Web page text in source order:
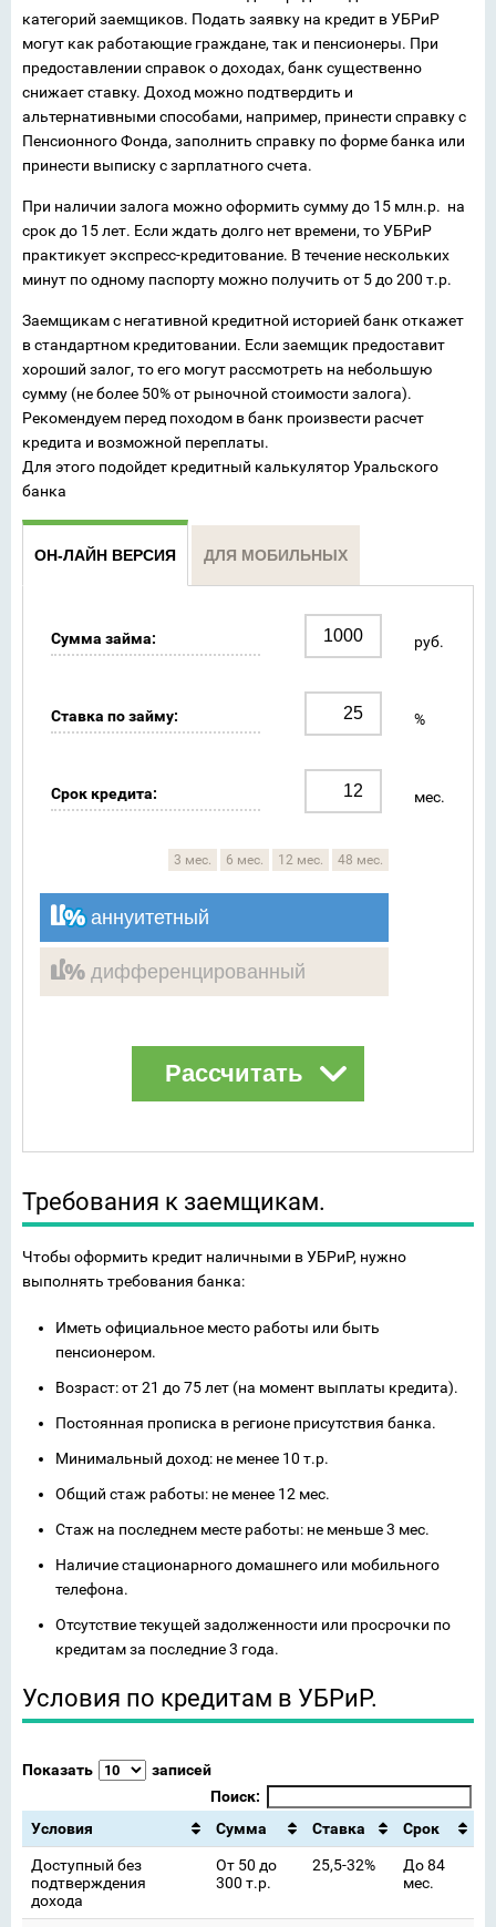
категорий заемщиков. Подать заявку на кредит в УБРиР
могут как работающие граждане, так и пенсионеры. При
предоставлении справок о доходах, банк существенно
снижает ставку. Доход можно подтвердить и
альтернативными способами, например, принести справку с
Пенсионного Фонда, заполнить справку по форме банка или
принести выписку с зарплатного счета.
При наличии залога можно оформить сумму до 15 млн.р. на
срок до 15 лет. Если ждать долго нет времени, то УБРиР
практикует экспресс-кредитование. В течение нескольких
минут по одному паспорту можно получить от 5 до 200 т.р.
Заемщикам с негативной кредитной историей банк откажет
в стандартном кредитовании. Если заемщик предоставит
хороший залог, то его могут рассмотреть на небольшую
сумму (не более 50% от рыночной стоимости залога).
Рекомендуем перед походом в банк произвести расчет
кредита и возможной переплаты.
Для этого подойдет кредитный калькулятор Уральского
банка
ОН-ЛАЙН ВЕРСИЯ
Сумма займа: руб.
Ставка по займу: %
Срок кредита: мес.
3 мес. 6 мес. 12 мес. 48 мес.
аннуитетный
дифференцированный
ДЛЯ МОБИЛЬНЫХ
Требования к заемщикам.
Чтобы оформить кредит наличными в УБРиР, нужно
выполнять требования банка:
Иметь официальное место работы или быть
пенсионером.
Возраст: от 21 до 75 лет (на момент выплаты кредита).
Постоянная прописка в регионе присутствия банка.
Минимальный доход: не менее 10 т.р.
Общий стаж работы: не менее 12 мес.
Стаж на последнем месте работы: не меньше 3 мес.
Наличие стационарного домашнего или мобильного
телефона.
Отсутствие текущей задолженности или просрочки по
кредитам за последние 3 года.
Условия по кредитам в УБРиР.
Показать
записей
Поиск:
Условия
Сумма Ставка Срок
Доступный без
подтверждения
дохода
От 50 до
300 т.р.
25,5-32%
До 84
мес.